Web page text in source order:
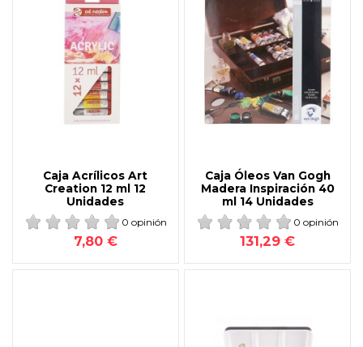
Caja Acrílicos Art
Creation 12 ml 12
Unidades
0 opinión
7,80 €
Caja Óleos Van Gogh
Madera Inspiración 40
ml 14 Unidades
0 opinión
131,29 €